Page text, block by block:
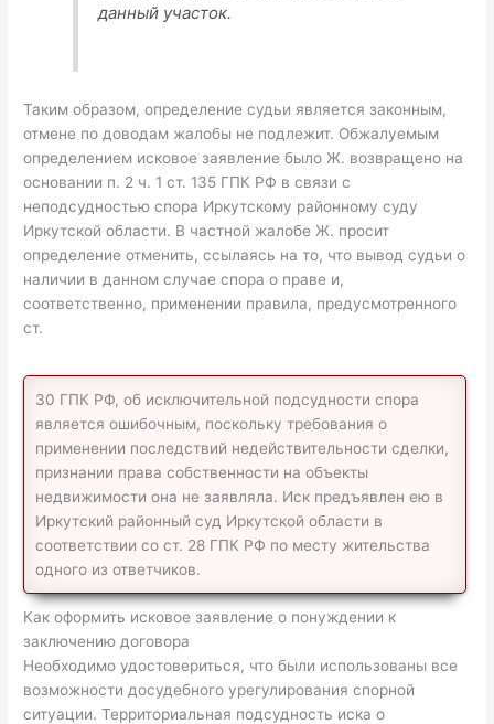
данный участок.
Таким образом, определение судьи является законным,
отмене по доводам жалобы не подлежит. Обжалуемым
определением исковое заявление было Ж. возвращено на
основании п. 2 ч. 1 ст. 135 ГПК РФ в связи с
неподсудностью спора Иркутскому районному суду
Иркутской области. В частной жалобе Ж. просит
определение отменить, ссылаясь на то, что вывод судьи о
наличии в данном случае спора о праве и,
соответственно, применении правила, предусмотренного
ст.
30 ГПК РФ, об исключительной подсудности спора
является ошибочным, поскольку требования о
применении последствий недействительности сделки,
признании права собственности на объекты
недвижимости она не заявляла. Иск предъявлен ею в
Иркутский районный суд Иркутской области в
соответствии со ст. 28 ГПК РФ по месту жительства
одного из ответчиков.
Как оформить исковое заявление о понуждении к
заключению договора
Необходимо удостовериться, что были использованы все
возможности досудебного урегулирования спорной
ситуации. Территориальная подсудность иска о